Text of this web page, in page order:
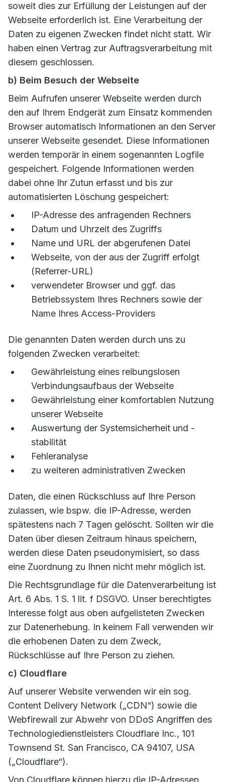
soweit dies zur Erfüllung der Leistungen auf der
Webseite erforderlich ist. Eine Verarbeitung der
Daten zu eigenen Zwecken findet nicht statt. Wir
haben einen Vertrag zur Auftragsverarbeitung mit
diesem geschlossen.
b) Beim Besuch der Webseite
Beim Aufrufen unserer Webseite werden durch
den auf Ihrem Endgerät zum Einsatz kommenden
Browser automatisch Informationen an den Server
unserer Webseite gesendet. Diese Informationen
werden temporär in einem sogenannten Logfile
gespeichert. Folgende Informationen werden
dabei ohne Ihr Zutun erfasst und bis zur
automatisierten Löschung gespeichert:
IP-Adresse des anfragenden Rechners
Datum und Uhrzeit des Zugriffs
Name und URL der abgerufenen Datei
Webseite, von der aus der Zugriff erfolgt
(Referrer-URL)
verwendeter Browser und ggf. das
Betriebssystem Ihres Rechners sowie der
Name Ihres Access-Providers
Die genannten Daten werden durch uns zu
folgenden Zwecken verarbeitet:
Gewährleistung eines reibungslosen
Verbindungsaufbaus der Webseite
Gewährleistung einer komfortablen Nutzung
unserer Webseite
Auswertung der Systemsicherheit und -
stabilität
Fehleranalyse
zu weiteren administrativen Zwecken
Daten, die einen Rückschluss auf Ihre Person
zulassen, wie bspw. die IP-Adresse, werden
spätestens nach 7 Tagen gelöscht. Sollten wir die
Daten über diesen Zeitraum hinaus speichern,
werden diese Daten pseudonymisiert, so dass
eine Zuordnung zu Ihnen nicht mehr möglich ist.
Die Rechtsgrundlage für die Datenverarbeitung ist
Art. 6 Abs. 1 S. 1 lit. f DSGVO. Unser berechtigtes
Interesse folgt aus oben aufgelisteten Zwecken
zur Datenerhebung. In keinem Fall verwenden wir
die erhobenen Daten zu dem Zweck,
Rückschlüsse auf Ihre Person zu ziehen.
c) Cloudflare
Auf unserer Website verwenden wir ein sog.
Content Delivery Network („CDN“) sowie die
Webfirewall zur Abwehr von DDoS Angriffen des
Technologiedienstleisters Cloudflare Inc., 101
Townsend St. San Francisco, CA 94107, USA
(„Cloudflare“).
Von Cloudflare können hierzu die IP-Adressen,